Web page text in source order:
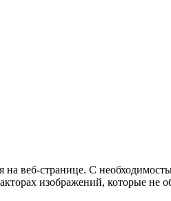
веб-странице. С
изображений, которые не